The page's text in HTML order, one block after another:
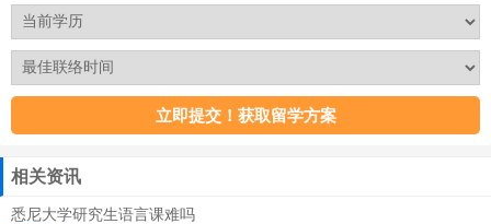
相关资讯
悉尼大学研究生语言课难吗